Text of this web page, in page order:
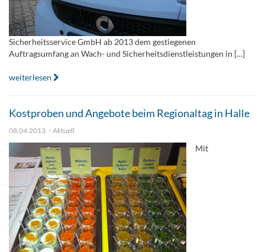
Sicherheitsservice GmbH ab 2013 dem gestiegenen
Auftragsumfang an Wach- und Sicherheitsdienstleistungen in […]
weiterlesen
Kostproben und Angebote beim Regionaltag in Halle
08.04.2013 Aktuell
Mit